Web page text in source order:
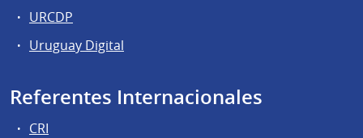
URCDP
Uruguay Digital
Referentes Internacionales
CRI